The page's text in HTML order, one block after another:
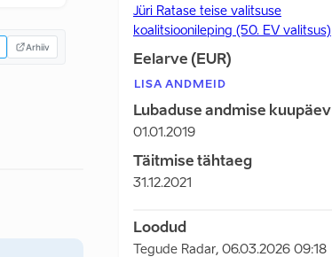
Arhiiv
Jüri Ratase teise valitsuse
koalitsioonileping (50. EV valitsus)
Eelarve (EUR)
LISA ANDMEID
Lubaduse andmise kuupäev
01.01.2019
Täitmise tähtaeg
31.12.2021
Loodud
Tegude Radar, 06.03.2026 09:18